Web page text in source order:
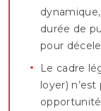
durée de
pour
Le cadre
loyer)